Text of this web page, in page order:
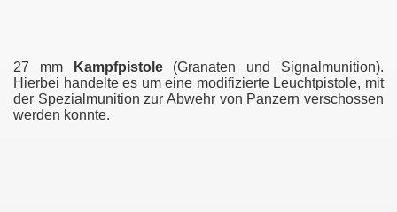
27 mm Kampfpistole(Granaten und Signalmunition).
Hierbei handelte es um eine modifizierte Leuchtpistole, mit
der Spezialmunition zur Abwehr von Panzern verschossen
werden konnte.